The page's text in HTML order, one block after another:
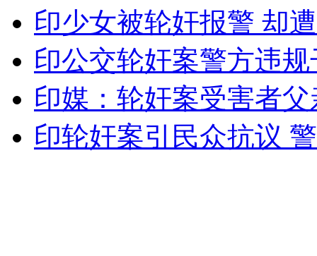
"好声音"学员歌浴森被索赔500万
山西运城恶犬咬伤多人 警民合力深夜将其击毙
女孩北京地铁殴打老人 痛下狠手拳打脚踢
印少女被轮奸报警 却
印公交轮奸案警方违
印媒：轮奸案受害者
印轮奸案引民众抗议